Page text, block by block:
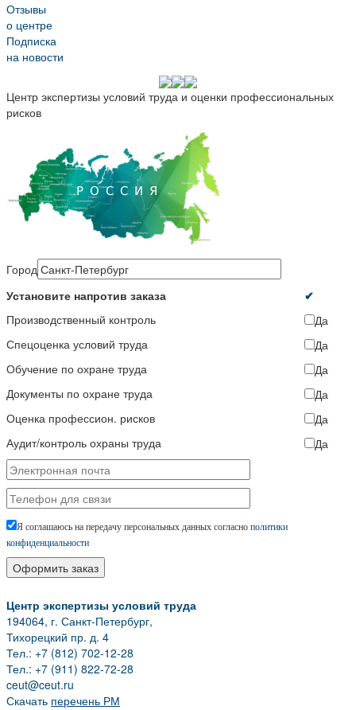
Отзывы
о центре
Подписка
на новости
Центр экспертизы условий труда и оценки профессиональных
рисков
Город
Установите напротив заказа
✔
Производственный контроль
Да
Спецоценка условий труда
Да
Обучение по охране труда
Да
Документы по охране труда
Да
Оценка профессион. рисков
Да
Аудит/контроль охраны труда
Да
Я соглашаюсь на передачу персональных данных согласно политики
конфиденциальности
Центр экспертизы условий труда
194064, г. Санкт-Петербург,
Тихорецкий пр. д. 4
Тел.: +7 (812) 702-12-28
Тел.: +7 (911) 822-72-28
ceut@ceut.ru
Скачать перечень РМ